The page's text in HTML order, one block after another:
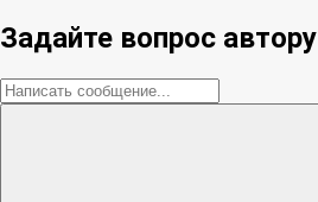
Задайте вопрос автору